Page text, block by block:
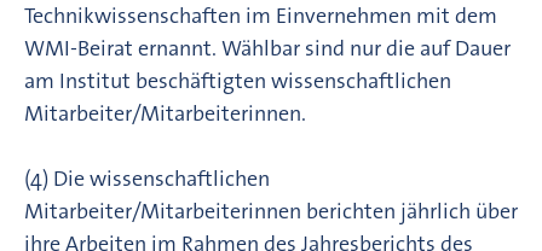
Technikwissenschaften im Einvernehmen mit dem
WMI-Beirat ernannt. Wählbar sind nur die auf Dauer
am Institut beschäftigten wissenschaftlichen
Mitarbeiter/Mitarbeiterinnen.
(4) Die wissenschaftlichen
Mitarbeiter/Mitarbeiterinnen berichten jährlich über
ihre Arbeiten im Rahmen des Jahresberichts des